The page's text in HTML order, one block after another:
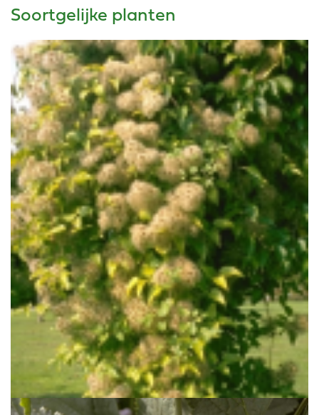
Soortgelijke planten
Bosrank
Clematis vitalba